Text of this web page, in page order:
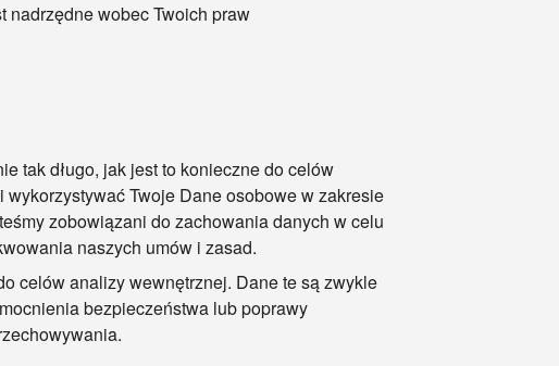
nadrzędne wobec Twoich praw
tak długo, jak jest to konieczne do celów
Twoje Dane osobowe w zakresie
zobowiązani do zachowania danych w celu
naszych umów i zasad.
celów analizy wewnętrznej. Dane te są zwykle
bezpieczeństwa lub poprawy